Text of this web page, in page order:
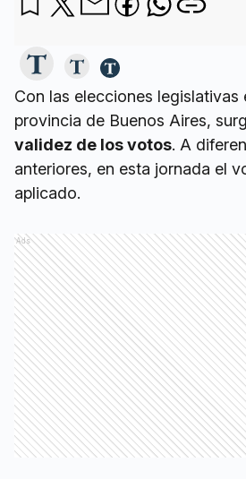
Con las elecciones legislativas
provincia de Buenos Aires,
validez de los votos. A
anteriores, en esta jornada el
aplicado.
Ads